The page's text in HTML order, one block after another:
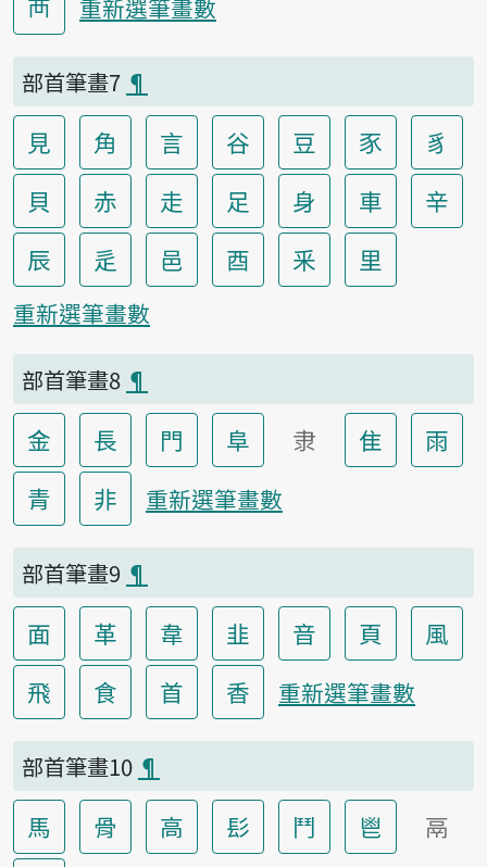
襾
重新選筆畫數
部首筆畫7 ¶
見 角 言 谷 豆 豕
豸
貝
赤 走 足 身 車
辛
辰
辵 邑 酉 釆 里
重新選筆畫數
部首筆畫8 ¶
金 長 門 阜 隶 隹
雨
青
非 重新選筆畫數
部首筆畫9 ¶
面 革 韋 韭 音 頁
風
飛
食 首 香 重新選筆畫數
部首筆畫10 ¶
馬 骨 高 髟 鬥 鬯
鬲